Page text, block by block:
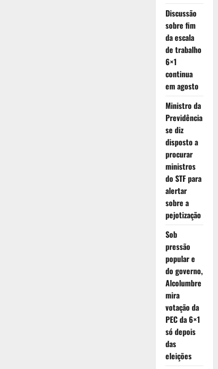
Discussão
sobre fim
da escala
de trabalho
6×1
continua
em agosto
Ministro da
Previdência
se diz
disposto a
procurar
ministros
do STF para
alertar
sobre a
pejotização
Sob
pressão
popular e
do governo,
Alcolumbre
mira
votação da
PEC da 6×1
só depois
das
eleições